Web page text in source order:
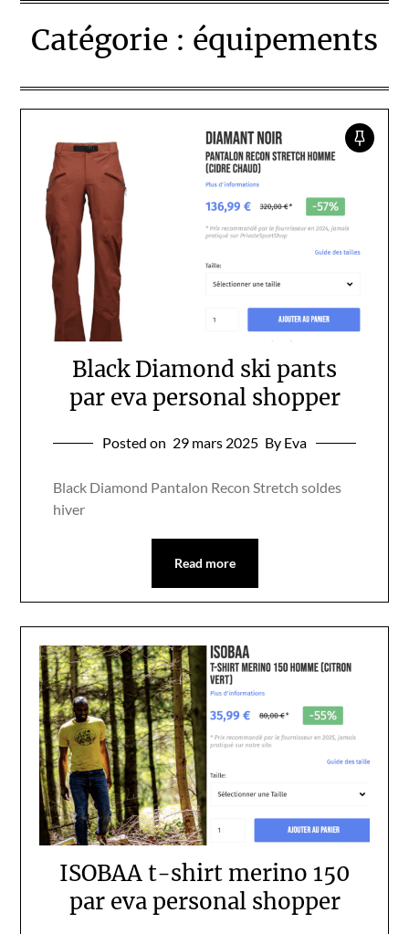
Catégorie : équipements
Black Diamond ski pants
par eva personal shopper
Posted on 29 mars 2025 By Eva
Black Diamond Pantalon Recon Stretch soldes
hiver
Read more
ISOBAA t-shirt merino 150
par eva personal shopper